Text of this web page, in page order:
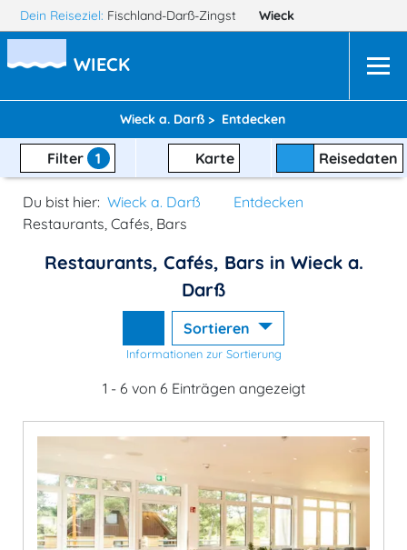
Dein Reiseziel: Fischland-Darß-Zingst Wieck
WIECK
Wieck a. Darß > Entdecken
Filter 1 Karte Reisedaten
Du bist hier: Wieck a. Darß
Entdecken
Restaurants, Cafés, Bars
Restaurants, Cafés, Bars in Wieck a.
Darß
Sortieren
Informationen zur Sortierung
1 - 6 von 6 Einträgen angezeigt